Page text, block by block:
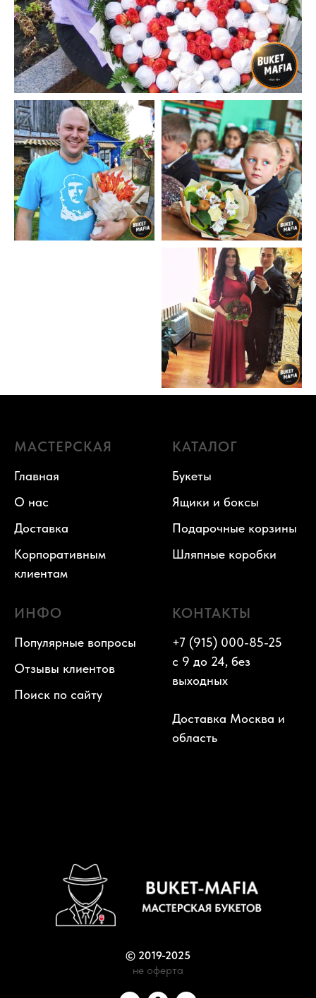
МАСТЕРСКАЯ
Главная
О нас
Доставка
Корпоративным
клиентам
КАТАЛОГ
Букеты
Ящики и боксы
Подарочные корзины
Шляпные коробки
ИНФО
Популярные вопросы
Отзывы клиентов
Поиск по сайту
КОНТАКТЫ
+7 (915) 000-85-25
с 9 до 24, без
выходных
Доставка Москва и
область
© 2019-2025
не оферта